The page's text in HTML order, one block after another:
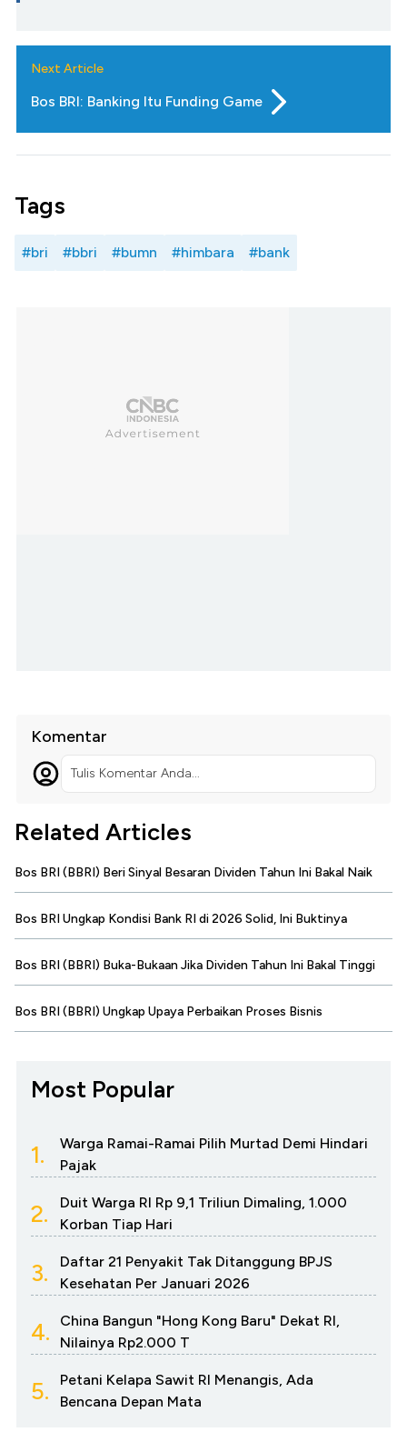
Next Article
Bos BRI: Banking Itu Funding Game
Tags
#bri #bbri #bumn #himbara #bank
Komentar
Tulis Komentar Anda...
Related Articles
Bos BRI (BBRI) Beri Sinyal Besaran Dividen Tahun Ini Bakal Naik
Bos BRI Ungkap Kondisi Bank RI di 2026 Solid, Ini Buktinya
Bos BRI (BBRI) Buka-Bukaan Jika Dividen Tahun Ini Bakal Tinggi
Bos BRI (BBRI) Ungkap Upaya Perbaikan Proses Bisnis
Most Popular
1.
Warga Ramai-Ramai Pilih Murtad Demi Hindari
Pajak
2.
Duit Warga RI Rp 9,1 Triliun Dimaling, 1.000
Korban Tiap Hari
3.
Daftar 21 Penyakit Tak Ditanggung BPJS
Kesehatan Per Januari 2026
4.
China Bangun "Hong Kong Baru" Dekat RI,
Nilainya Rp2.000 T
5.
Petani Kelapa Sawit RI Menangis, Ada
Bencana Depan Mata